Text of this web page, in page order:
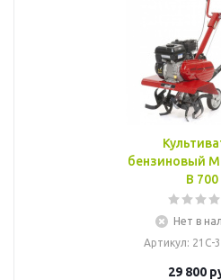
бензиновый
B 700
Нет в
Артикул: 21C-
29 800